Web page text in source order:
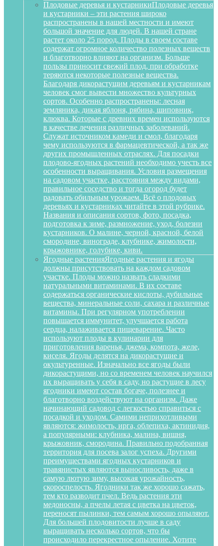
Плодовые деревья и кустарникиПлодовые деревья
и кустарники – эти растения широко
распространены в нашей местности и имеют
большой значение для людей. В нашей стране
растет около 25 пород. Плоды в своем составе
содержат огромное количество полезных веществ
и благотворно влияют на организм. Больше
пользы приносит свежий плод, при обработке
теряются некоторые полезные вещества.
Благодаря дикорастущим деревьям и кустарникам
человек смог вывести множество культурных
сортов. Особенно распространены: лесная
земляника, дикая яблоня, рябина, шиповник,
клюква. Которые с древних времен используются
в качестве лечения различных заболеваний.
Служат источником камеди и смол, благодаря
чему используются в фармацевтической, а так же
других промышленных отраслях. Для посадки
плодово-ягодных растений необходимо учесть все
особенности выращивания. Условия размещения
на садовом участке, расстояния между видами,
правильное соседство и тогда огород будет
радовать обильным урожаем. Всё о плодовых
деревьях и кустарниках читайте в этой рубрике.
Названия и описания сортов, фото, посадка,
подготовка к зиме, размножение, уход, болезни
кустарников. О малине, черной, красной, белой
смородине, винограде, клубнике, жимолости,
крыжовнике, голубике, киви.
Ягодные растенияЯгодные растения и ягоды
должны присутствовать на каждом садовом
участке. Плоды можно назвать сладкими
натуральными витаминами. В их составе
содержаться органические кислоты, дубильные
вещества, минеральные соли, сахара и различные
витамины. При регулярном употреблении
повышается иммунитет, улучшается работа
сердца, налаживается пищеварение. Часто
используют плоды в кулинарии для
приготовления варенья, джема, компота, желе,
киселя. Ягоды делятся на дикорастущие и
окультуренные. Изначально все ягоды были
дикорастущими, но со временем человек научился
их выращивать у себя в саду, но растущие в лесу
ягодники имеют состав богаче, полезнее и
благотворно воздействуют на организм. Даже
начинающий садовод с легкостью справиться с
посадкой и уходом. Самими неприхотливыми
являются: жимолость, ирга, облепиха, актинидия,
а популярными: клубника, малина, вишня,
крыжовник, смородина. Правильно подобранная
территория для посева залог успеха. Другими
преимуществами ягодных кустарников и
травянистых являются выносливость, даже в
самую лютую зиму, высокая урожайность,
скороспелость. Ягодники так же хорошо сажать,
тем кто разводит пчел. Ведь растения эти
медоносны, а пчелы летая с цветка на цветок,
переносят пылинки, тем самым хорошо опыляют.
Для большей плодовитости лучше в саду
выращивать несколько сортов, что бы
происходило перекрестное опыление. Хотите